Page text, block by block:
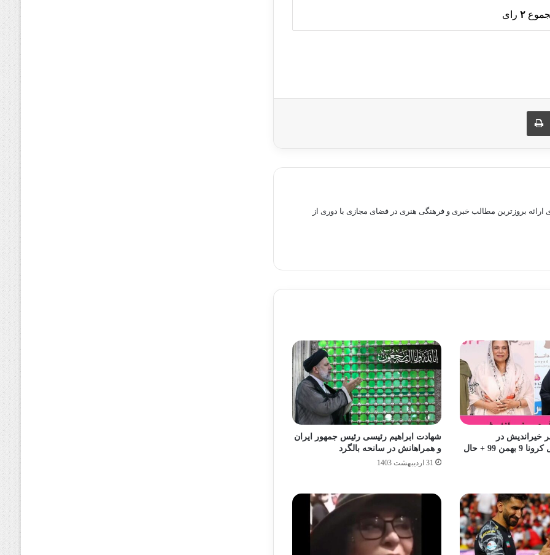
۲ رای
از طریق ایمیل چاپ
سازی بستری برای ارائه بروزترین مطالب خبری و فرهنگی هنری در فضای مجازی با دوری از
خیراندیش در
بیمارستان به دلیل کرونا 9 بهمن 99 + حال
شهادت ابراهیم رئیسی رئیس جمهور ایران
و همراهانش در سانحه بالگرد
31 اردیبهشت 1403